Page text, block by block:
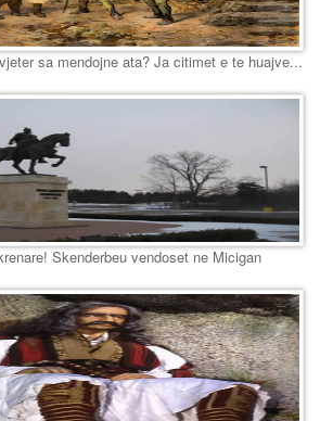
sa mendojne ata? Ja citimet e te huajve...
Skenderbeu vendoset ne Micigan